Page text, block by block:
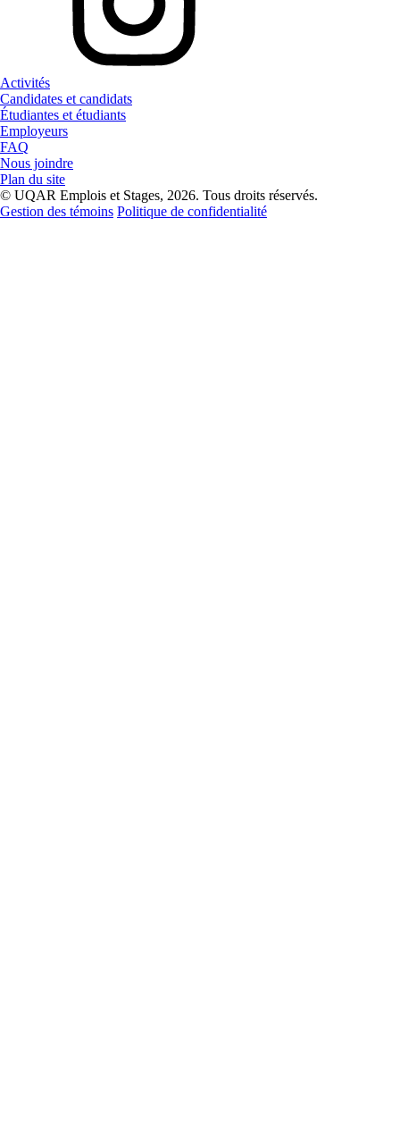
Activités
Candidates et candidats
Étudiantes et étudiants
Employeurs
FAQ
Nous joindre
Plan du site
© UQAR Emplois et Stages, 2026. Tous droits réservés.
Gestion des témoins Politique de confidentialité